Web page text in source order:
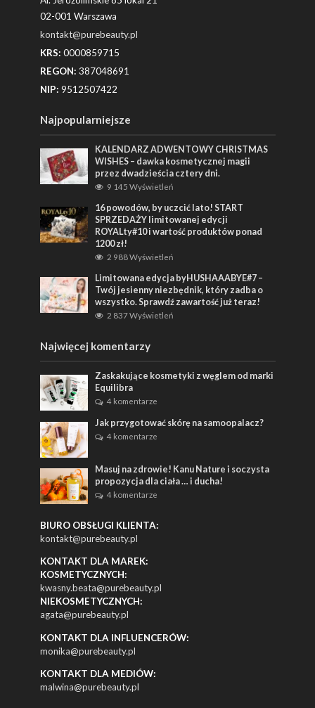
02-001 Warszawa
kontakt@purebeauty.pl
KRS: 0000859715
REGON: 387048691
NIP: 9512507422
Najpopularniejsze
KALENDARZ ADWENTOWY CHRISTMAS
WISHES – dawka kosmetycznej magii
przez dwadzieścia cztery dni.
9 145 Wyświetleń
16 powodów, by uczcić lato! START
SPRZEDAŻY limitowanej edycji
ROYALty#10 i wartość produktów ponad
1200 zł!
2 988 Wyświetleń
Limitowana edycja byHUSHAAABYE#7 –
Twój jesienny niezbędnik, który zadba o
wszystko. Sprawdź zawartość już teraz!
2 837 Wyświetleń
Najwięcej komentarzy
Zaskakujące kosmetyki z węglem od marki
Equilibra
4 komentarze
Jak przygotować skórę na samoopalacz?
4 komentarze
Masuj na zdrowie! Kanu Nature i soczysta
propozycja dla ciała … i ducha!
4 komentarze
BIURO OBSŁUGI KLIENTA:
kontakt@purebeauty.pl
KONTAKT DLA MAREK:
KOSMETYCZNYCH:
kwasny.beata@purebeauty.pl
NIEKOSMETYCZNYCH:
agata@purebeauty.pl
KONTAKT DLA INFLUENCERÓW:
monika@purebeauty.pl
KONTAKT DLA MEDIÓW:
malwina@purebeauty.pl